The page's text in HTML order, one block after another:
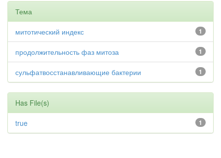
Тема
1
митотический индекс
1
продолжительность фаз митоза
1
сульфатвосстанавливающие бактерии
Has File(s)
1
true